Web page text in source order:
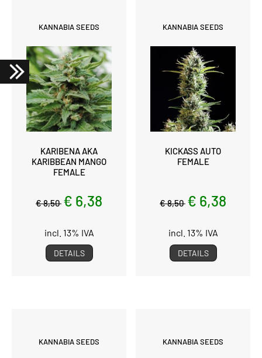
KANNABIA SEEDS
KARIBENA AKA
KARIBBEAN MANGO
FEMALE
€ 8,50 € 6,38
incl. 13% IVA
DETAILS
KANNABIA SEEDS
KICKASS AUTO
FEMALE
€ 8,50 € 6,38
incl. 13% IVA
DETAILS
KANNABIA SEEDS KANNABIA SEEDS